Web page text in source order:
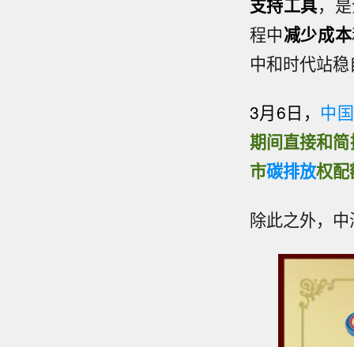
支持工具，
程中减少成本
中和时代站
3月6日， 中
期间直接和
市碳排放权配
除此之外，